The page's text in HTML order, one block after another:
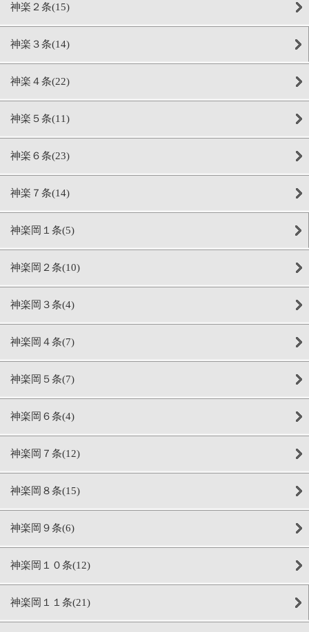
神楽２条(15)
神楽３条(14)
神楽４条(22)
神楽５条(11)
神楽６条(23)
神楽７条(14)
神楽岡１条(5)
神楽岡２条(10)
神楽岡３条(4)
神楽岡４条(7)
神楽岡５条(7)
神楽岡６条(4)
神楽岡７条(12)
神楽岡８条(15)
神楽岡９条(6)
神楽岡１０条(12)
神楽岡１１条(21)